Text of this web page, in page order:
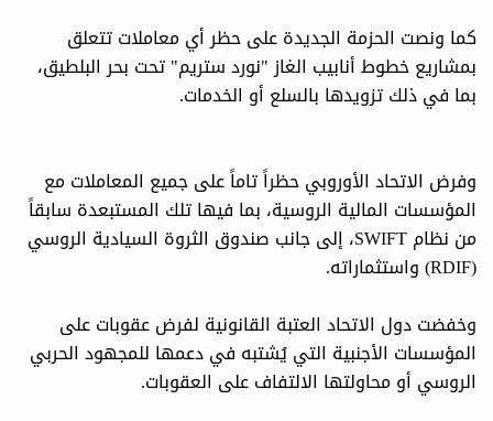
كما ونصت الحزمة الجديدة على حظر أي معاملات تتعلق
بمشاريع خطوط أنابيب الغاز "نورد ستريم" تحت بحر البلطيق،
بما في ذلك تزويدها بالسلع أو الخدمات.
وفرض الاتحاد الأوروبي حظراً تاماً على جميع المعاملات مع
المؤسسات المالية الروسية، بما فيها تلك المستبعدة سابقاً
من نظام SWIFT، إلى جانب صندوق الثروة السيادية الروسي
(RDIF) واستثماراته.
وخفضت دول الاتحاد العتبة القانونية لفرض عقوبات على
المؤسسات الأجنبية التي يُشتبه في دعمها للمجهود الحربي
الروسي أو محاولتها الالتفاف على العقوبات.